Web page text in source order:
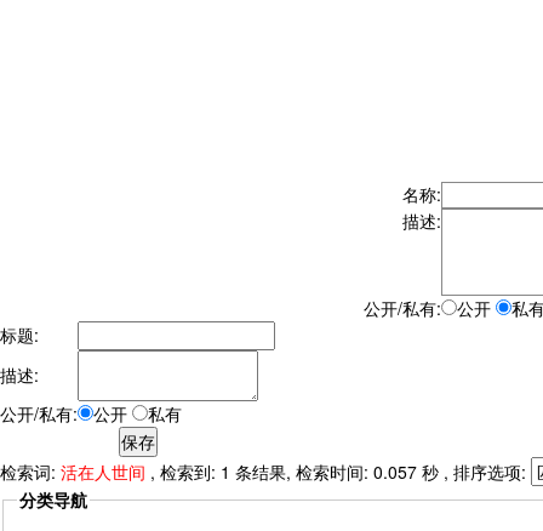
名称:
描述:
公开/私有: 公开
私
标题:
描述:
公开/私有:
公开 私有
检索词: 活在人世间 , 检索到: 1 条结果, 检索时间: 0.057 秒 , 排序选项:
分类导航